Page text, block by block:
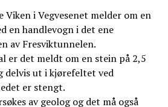
i Vegvesenet melder om en
en handlevogn i det ene
av Fresviktunnelen.
er det meldt om en stein på 2,5
delvis ut i kjørefeltet ved
er stengt.
av geolog og det må også